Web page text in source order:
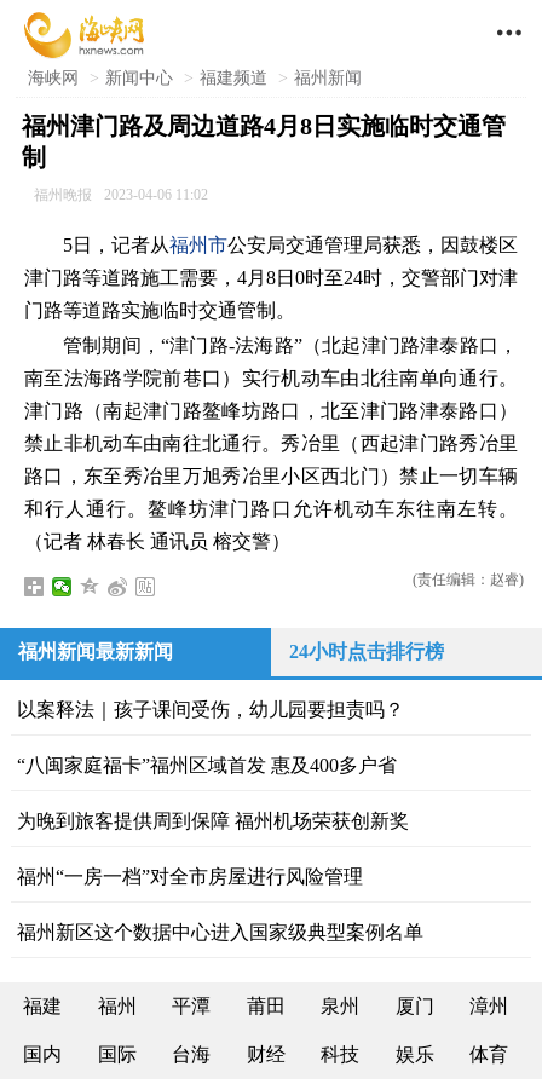

海峡网 > 新闻中心 > 福建频道 > 福州新闻
福州津门路及周边道路4月8日实施临时交通管
制
福州晚报 2023-04-06 11:02
5日，记者从福州市公安局交通管理局获悉，因鼓楼区
津门路等道路施工需要，4月8日0时至24时，交警部门对津
门路等道路实施临时交通管制。
管制期间，“津门路-法海路”（北起津门路津泰路口，
南至法海路学院前巷口）实行机动车由北往南单向通行。
津门路（南起津门路鳌峰坊路口，北至津门路津泰路口）
禁止非机动车由南往北通行。秀冶里（西起津门路秀冶里
路口，东至秀冶里万旭秀冶里小区西北门）禁止一切车辆
和行人通行。鳌峰坊津门路口允许机动车东往南左转。
（记者 林春长 通讯员 榕交警）
(责任编辑：赵睿)
福州新闻最新新闻 24小时点击排行榜
以案释法｜孩子课间受伤，幼儿园要担责吗？
“八闽家庭福卡”福州区域首发 惠及400多户省
为晚到旅客提供周到保障 福州机场荣获创新奖
福州“一房一档”对全市房屋进行风险管理
福州新区这个数据中心进入国家级典型案例名单
福建 福州 平潭 莆田 泉州 厦门 漳州
国内 国际 台海 财经 科技 娱乐 体育